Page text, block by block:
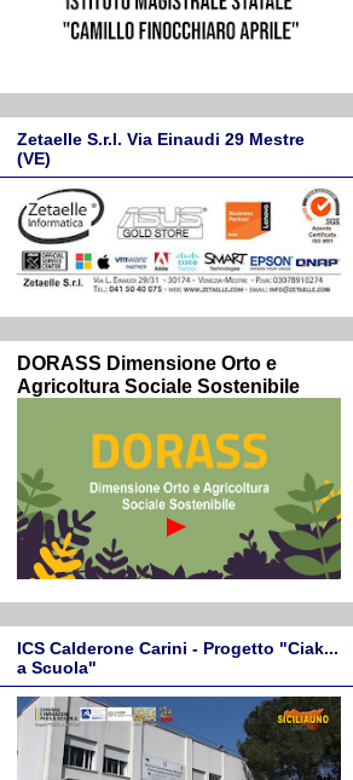
Zetaelle S.r.l. Via Einaudi 29 Mestre
(VE)
DORASS Dimensione Orto e
Agricoltura Sociale Sostenibile
ICS Calderone Carini - Progetto "Ciak...
a Scuola"